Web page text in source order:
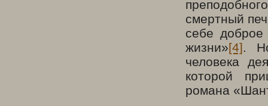
смертный
себе доброе
жизни»[4].
человека
которой
романа